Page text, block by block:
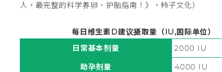
人，最完整的科学养卵、护胎指南！》，柿子文化）
每日维生素D建议摄取量（IU,国际单位）
日常基本剂量
2000 IU
助孕剂量
4000 IU